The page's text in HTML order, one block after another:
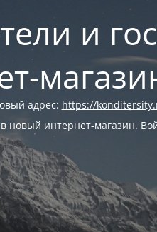
и
адрес: https://
интернет-магазин.